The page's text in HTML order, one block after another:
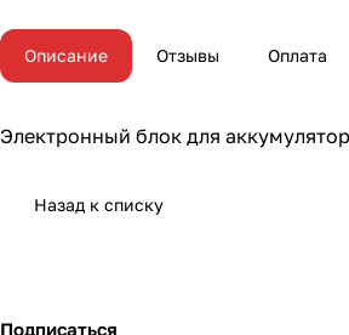
Описание Отзывы Оплата
Электронный блок для
Назад к списку
Подписаться